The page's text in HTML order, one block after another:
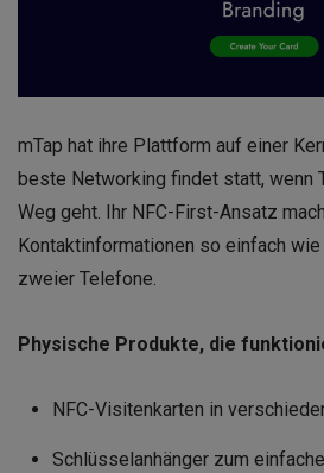
mTap hat ihre Plattform auf einer
beste Networking findet statt, wenn
Weg geht. Ihr NFC-First-Ansatz
Kontaktinformationen so einfach
zweier Telefone.
Physische Produkte, die
NFC-Visitenkarten in
Schlüsselanhänger zum